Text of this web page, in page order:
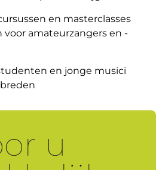
en masterclasses
amateurzangers en -
en jonge musici
u